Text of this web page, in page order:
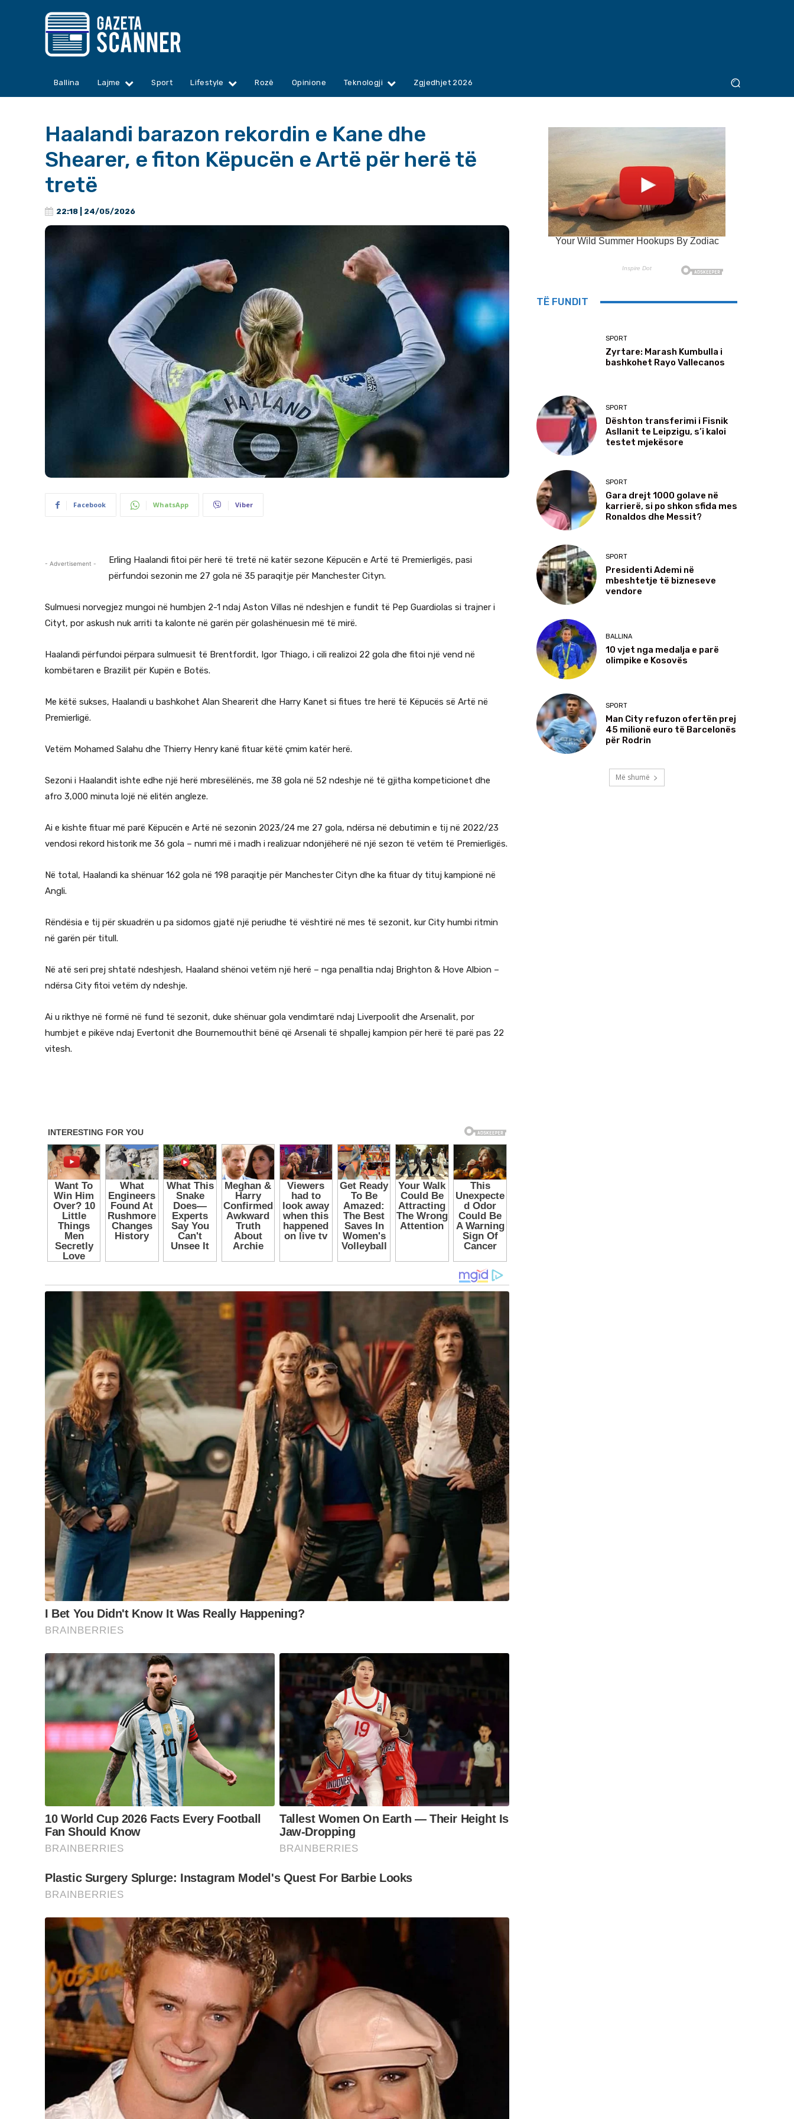
Ballina Lajme Sport Lifestyle Rozë Opinione Teknologji Zgjedhjet 2026
Haalandi barazon rekordin e Kane dhe
Shearer, e fiton Këpucën e Artë për herë të
tretë
22:18 | 24/05/2026
Facebook WhatsApp Viber
- Advertisement -
Erling Haalandi fitoi për herë të tretë në katër sezone Këpucën e Artë të Premierligës, pasi
përfundoi sezonin me 27 gola në 35 paraqitje për Manchester Cityn.
Sulmuesi norvegjez mungoi në humbjen 2-1 ndaj Aston Villas në ndeshjen e fundit të Pep Guardiolas si trajner i
Cityt, por askush nuk arriti ta kalonte në garën për golashënuesin më të mirë.
Haalandi përfundoi përpara sulmuesit të Brentfordit, Igor Thiago, i cili realizoi 22 gola dhe fitoi një vend në
kombëtaren e Brazilit për Kupën e Botës.
Me këtë sukses, Haalandi u bashkohet Alan Shearerit dhe Harry Kanet si fitues tre herë të Këpucës së Artë në
Premierligë.
Vetëm Mohamed Salahu dhe Thierry Henry kanë fituar këtë çmim katër herë.
Sezoni i Haalandit ishte edhe një herë mbresëlënës, me 38 gola në 52 ndeshje në të gjitha kompeticionet dhe
afro 3,000 minuta lojë në elitën angleze.
Ai e kishte fituar më parë Këpucën e Artë në sezonin 2023/24 me 27 gola, ndërsa në debutimin e tij në 2022/23
vendosi rekord historik me 36 gola – numri më i madh i realizuar ndonjëherë në një sezon të vetëm të Premierligës.
Në total, Haalandi ka shënuar 162 gola në 198 paraqitje për Manchester Cityn dhe ka fituar dy tituj kampionë në
Angli.
Rëndësia e tij për skuadrën u pa sidomos gjatë një periudhe të vështirë në mes të sezonit, kur City humbi ritmin
në garën për titull.
Në atë seri prej shtatë ndeshjesh, Haaland shënoi vetëm një herë – nga penalltia ndaj Brighton & Hove Albion –
ndërsa City fitoi vetëm dy ndeshje.
Ai u rikthye në formë në fund të sezonit, duke shënuar gola vendimtarë ndaj Liverpoolit dhe Arsenalit, por
humbjet e pikëve ndaj Evertonit dhe Bournemouthit bënë që Arsenali të shpallej kampion për herë të parë pas 22
vitesh.
TË FUNDIT
SPORT
Zyrtare: Marash Kumbulla i
bashkohet Rayo Vallecanos
SPORT
Dështon transferimi i Fisnik
Asllanit te Leipzigu, s’i kaloi
testet mjekësore
SPORT
Gara drejt 1000 golave në
karrierë, si po shkon sfida mes
Ronaldos dhe Messit?
SPORT
Presidenti Ademi në
mbeshtetje të bizneseve
vendore
BALLINA
10 vjet nga medalja e parë
olimpike e Kosovës
SPORT
Man City refuzon ofertën prej
45 milionë euro të Barcelonës
për Rodrin
Më shumë